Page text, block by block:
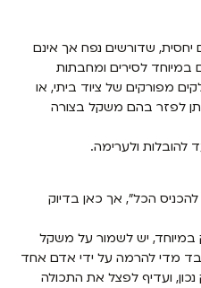
יחסית, שדורשים נפח אך אינם
במיוחד לסירים ומחבתות
מפורקים של ציוד ביתי, או
לפזר בהם משקל בצורה
להובלות ולערימה.
הכל”, אך כאן בדיוק
במיוחד, יש לשמור על משקל
מדי להרמה על ידי אדם אחד
ועדיף לפצל את התכולה